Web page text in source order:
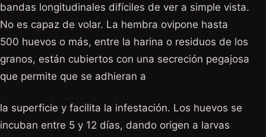
bandas longitudinales difíciles de ver a simple vista.
No es capaz de volar. La hembra ovipone hasta
500 huevos o más, entre la harina o residuos de los
granos, están cubiertos con una secreción pegajosa
que permite que se adhieran a
la superficie y facilita la infestación. Los huevos se
incuban entre 5 y 12 días, dando origen a larvas